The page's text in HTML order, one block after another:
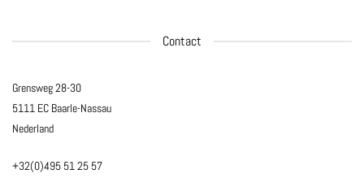
Contact
Grensweg 28-30
5111 EC Baarle-Nassau
Nederland
+32(0)495 51 25 57